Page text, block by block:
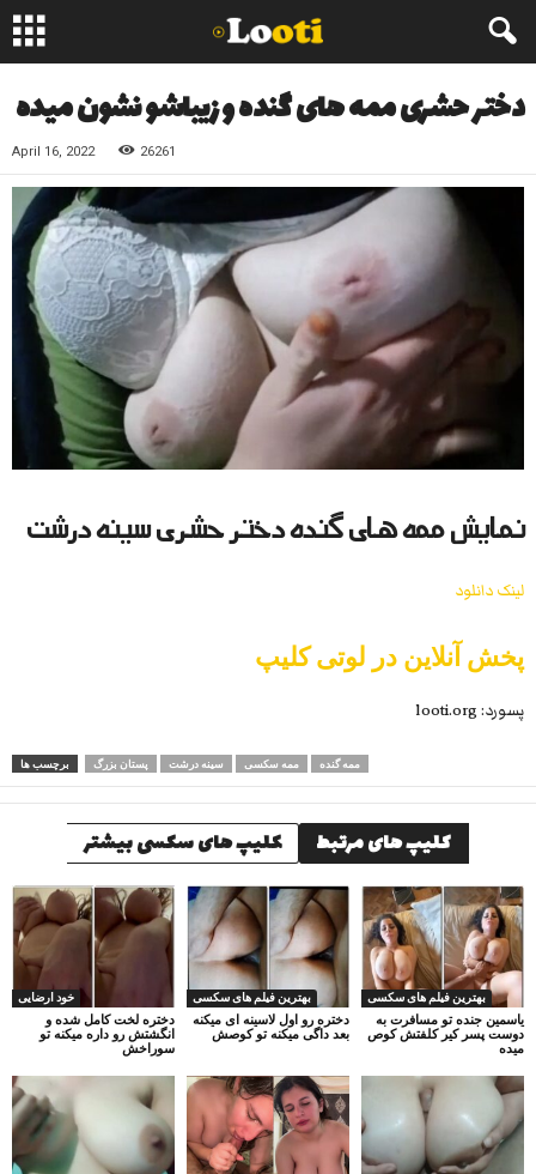
دختر حشری ممه های گنده و زیباشو نشون میده
April 16, 2022 26261
نمایش ممه های گنده دختر حشری سینه درشت
لینک دانلود
پخش آنلاین در لوتی کلیپ
پسورد: looti.org
برچسب ها پستان بزرگ سینه درشت ممه سکسی ممه گنده
کلیپ های مرتبط کلیپ های سکسی بیشتر
خود ارضایی
دختره لخت کامل شده و
انگشتش رو داره میکنه تو
سوراخش
بهترین فیلم های سکسی
دختره رو اول لاسینه ای میکنه
بعد داگی میکنه تو کوصش
بهترین فیلم های سکسی
یاسمین جنده تو مسافرت به
دوست پسر کیر کلفتش کوص
میده